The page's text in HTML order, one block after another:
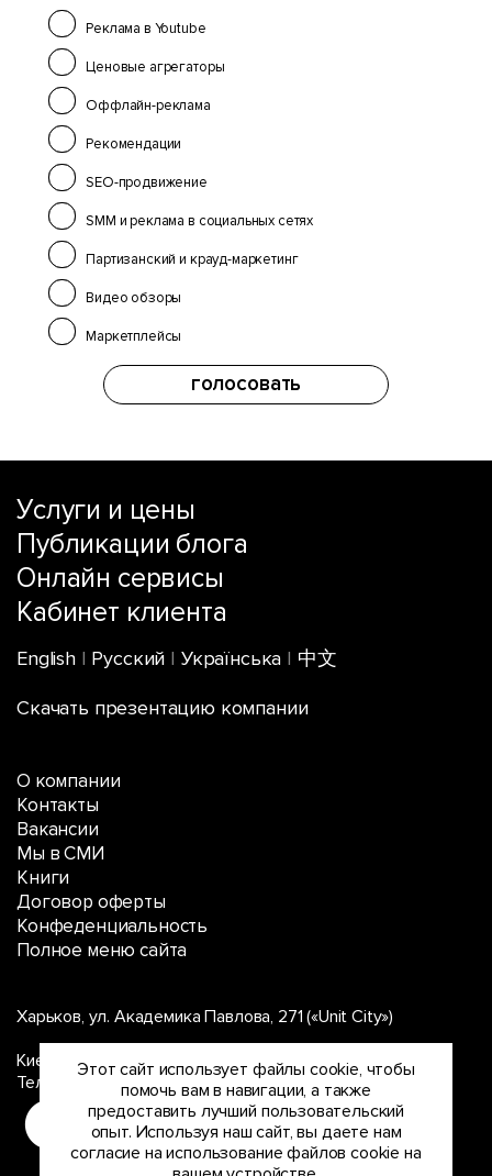
Реклама в Youtube
Ценовые агрегаторы
Оффлайн-реклама
Рекомендации
SEO-продвижение
SMM и реклама в социальных сетях
Партизанский и крауд-маркетинг
Видео обзоры
Маркетплейсы
голосовать
Услуги и цены
Публикации блога
Онлайн сервисы
Кабинет клиента
English| Русский | Українська | 中文
Скачать презентацию компании
О компании
Контакты
Вакансии
Мы в СМИ
Книги
Договор оферты
Конфеденциальность
Полное меню сайта
Харьков, ул. Академика Павлова, 271 («Unit City»)
Киев, ул. Дорогожицкая, 3 («Unit City»)
Тел. в Киеве и Харькове: (067) 112-112-7
Этот сайт использует файлы cookie, чтобы
помочь вам в навигации, а также
предоставить лучший пользовательский
опыт. Используя наш сайт, вы даете нам
согласие на использование файлов cookie на